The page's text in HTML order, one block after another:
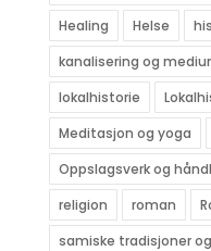
Healing
Helse
kanalisering og
lokalhistorie
Meditasjon og yoga
Oppslagsverk og
religion
roman
samiske tradisjoner